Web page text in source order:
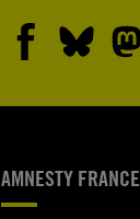
AMNESTY FRANCE